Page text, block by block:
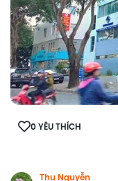
0 YÊU THÍCH
Thu Nguyễn